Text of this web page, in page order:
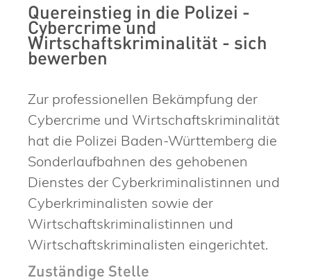
Quereinstieg in die Polizei -
Cybercrime und
Wirtschaftskriminalität - sich
bewerben
Zur professionellen Bekämpfung der
Cybercrime und Wirtschaftskriminalität
hat die Polizei Baden-Württemberg die
Sonderlaufbahnen des gehobenen
Dienstes der Cyberkriminalistinnen und
Cyberkriminalisten sowie der
Wirtschaftskriminalistinnen und
Wirtschaftskriminalisten eingerichtet.
Zuständige Stelle